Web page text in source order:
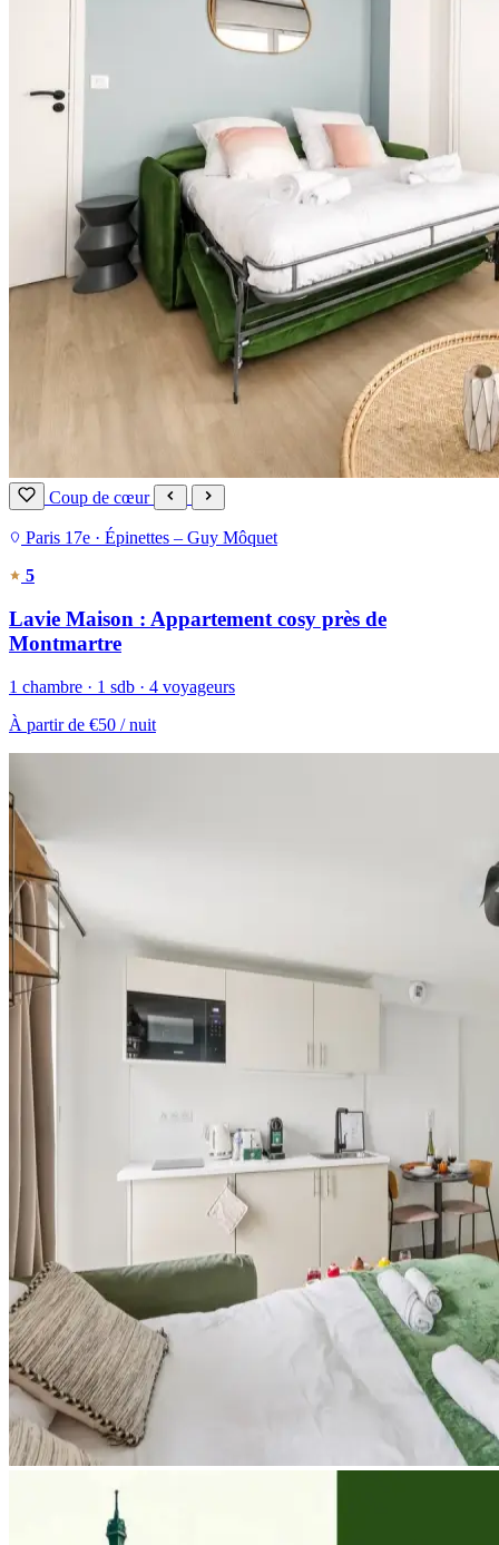
Coup de cœur
Paris 17e · Épinettes – Guy Môquet
5
Lavie Maison : Appartement cosy près de
Montmartre
1 chambre · 1 sdb · 4 voyageurs
À partir de €50 / nuit